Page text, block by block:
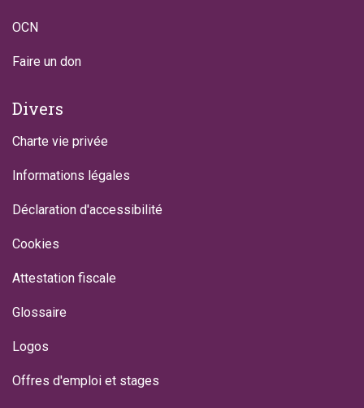
OCN
Faire un don
Divers
Charte vie privée
Informations légales
Déclaration d'accessibilité
Cookies
Attestation fiscale
Glossaire
Logos
Offres d'emploi et stages